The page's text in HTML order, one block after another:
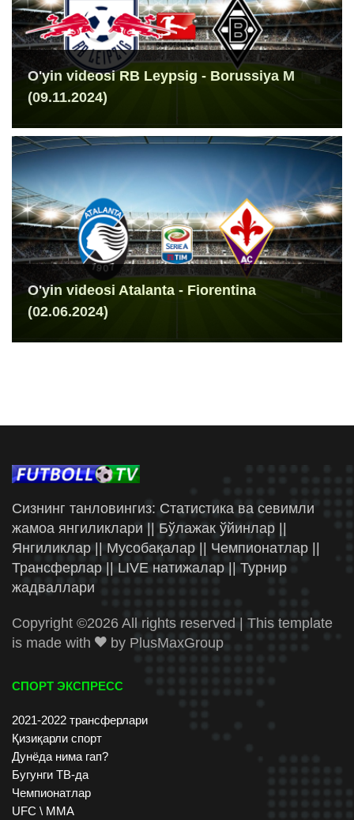
O'yin videosi RB Leypsig - Borussiya M
(09.11.2024)
O'yin videosi Atalanta - Fiorentina
(02.06.2024)
Сизнинг танловингиз: Статистика ва севимли
жамоа янгиликлари || Бўлажак ўйинлар ||
Янгиликлар || Мусобақалар || Чемпионатлар ||
Трансферлар || LIVE натижалар || Турнир
жадваллари
Copyright ©2026 All rights reserved | This template
is made with
by PlusMaxGroup
СПОРТ ЭКСПРЕСС
2021-2022 трансферлари
Қизиқарли спорт
Дунёда нима гап?
Бугунги ТВ-да
Чемпионатлар
UFC \ ММА